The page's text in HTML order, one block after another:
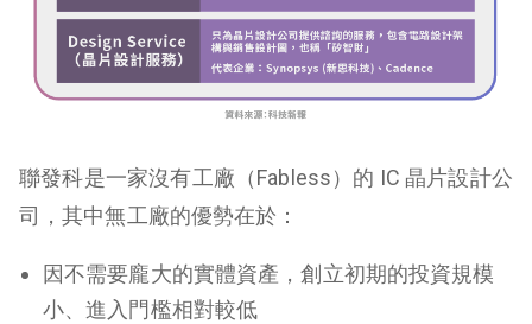
聯發科是一家沒有工廠（Fabless）的 IC 晶片設計公
司，其中無工廠的優勢在於：
因不需要龐大的實體資產，創立初期的投資規模
小、進入門檻相對較低